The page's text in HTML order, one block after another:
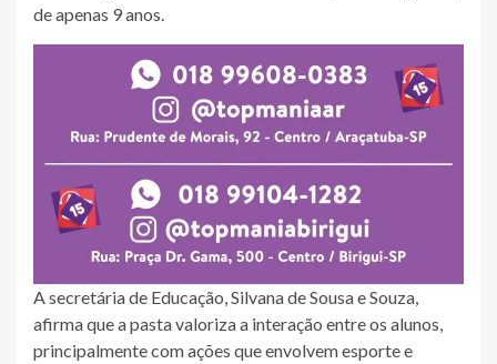
de apenas 9 anos.
A secretária de Educação, Silvana de Sousa e Souza,
afirma que a pasta valoriza a interação entre os alunos,
principalmente com ações que envolvem esporte e